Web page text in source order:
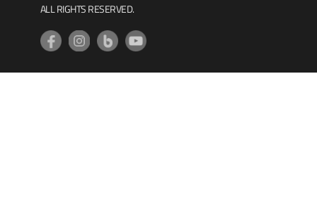
ALL RIGHTS RESERVED.